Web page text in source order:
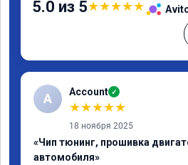
5.0 из 5★★★★★
A Account ✓
★★★★★
18 ноября 2025
«Чип тюнинг, прошивка
автомобиля»